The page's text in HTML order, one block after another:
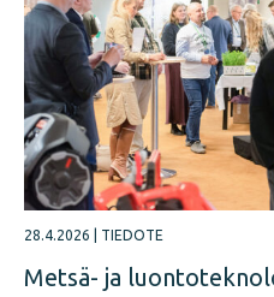
28.4.2026 TIEDOTE
Metsä- ja